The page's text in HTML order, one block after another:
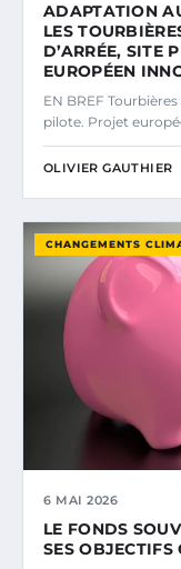
ADAPTATION
LES
D’ARRÉE, SITE
EUROPÉEN
EN BREF
pilote. Projet
OLIVIER GAUTHIER
CHANGEMENTS
6 MAI 2026
LE FONDS
SES OBJECTIFS